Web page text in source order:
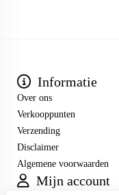
Informatie
Over ons
Verkooppunten
Verzending
Disclaimer
Algemene voorwaarden
Mijn account